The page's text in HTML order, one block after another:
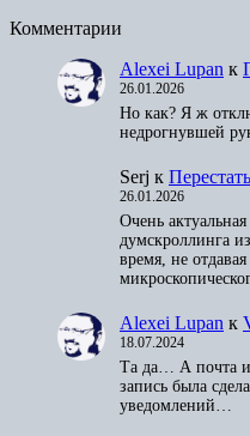
Комментарии
Alexei Lupan к
26.01.2026
Но как? Я ж
недрогнувшей
Serj к
26.01.2026
Очень
думскроллинга
время, не
Alexei Lupan к
18.07.2024
Та да… А почта и
запись была
уведомлений…